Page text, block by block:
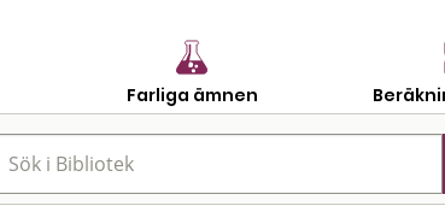
Farliga ämnen